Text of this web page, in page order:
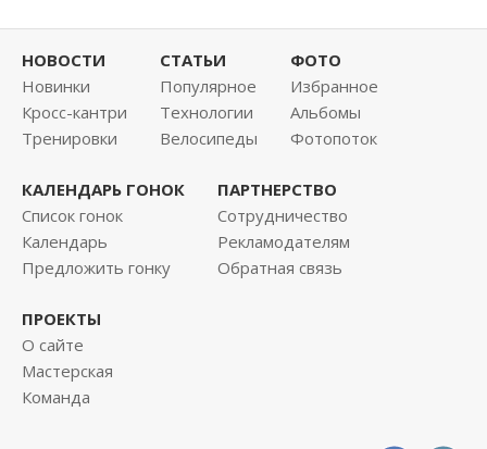
НОВОСТИ
Новинки
Кросс-кантри
Тренировки
СТАТЬИ
Популярное
Технологии
Велосипеды
ФОТО
Избранное
Альбомы
Фотопоток
КАЛЕНДАРЬ ГОНОК
Список гонок
Календарь
Предложить гонку
ПАРТНЕРСТВО
Сотрудничество
Рекламодателям
Обратная связь
ПРОЕКТЫ
О сайте
Мастерская
Команда